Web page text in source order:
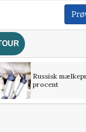
Russisk
procent